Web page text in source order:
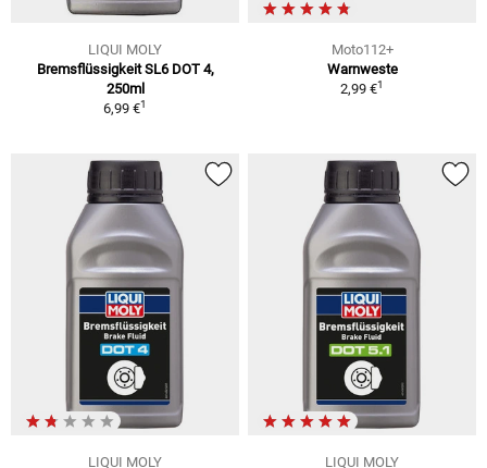
LIQUI MOLY
Bremsflüssigkeit SL6 DOT 4,
250ml
6,99 €1
Moto112+
Warnweste
2,99 €1
LIQUI MOLY
LIQUI MOLY